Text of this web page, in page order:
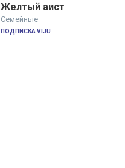
Желтый аист
Семейные
ПОДПИСКА VIJU